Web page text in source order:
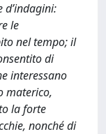
d’indagini:
le
nel tempo; il
di
interessano
materico,
la forte
nonché di